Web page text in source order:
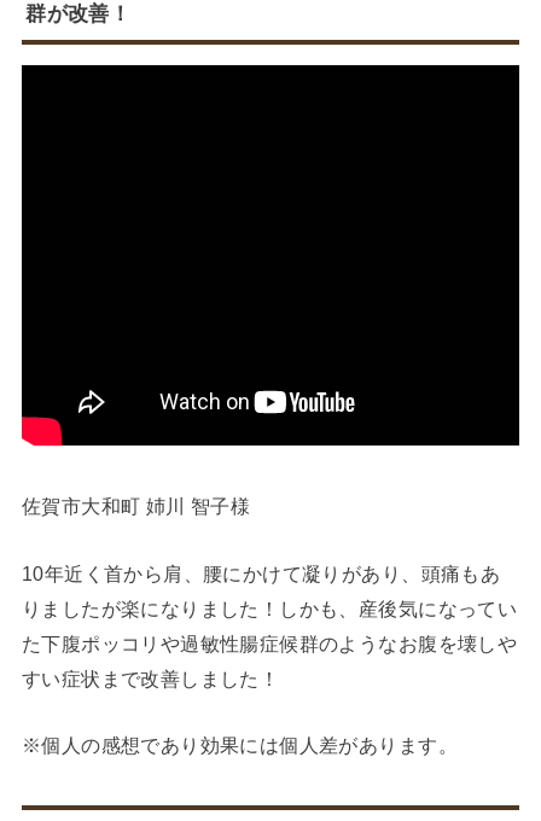
群が改善！
佐賀市大和町 姉川 智子様
10年近く首から肩、腰にかけて凝りがあり、頭痛もあ
りましたが楽になりました！しかも、産後気になってい
た下腹ポッコリや過敏性腸症候群のようなお腹を壊しや
すい症状まで改善しました！
※個人の感想であり効果には個人差があります。